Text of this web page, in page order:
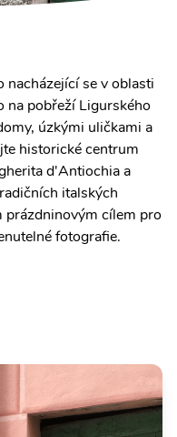
nacházející se v oblasti
na pobřeží Ligurského
úzkými uličkami a
historické centrum
d'Antiochia a
italských
prázdninovým cílem pro
fotografie.